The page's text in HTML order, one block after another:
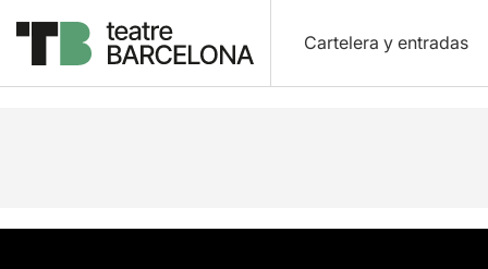
Cartelera y entradas
Descripción Ficha artística Fotos y vídeos